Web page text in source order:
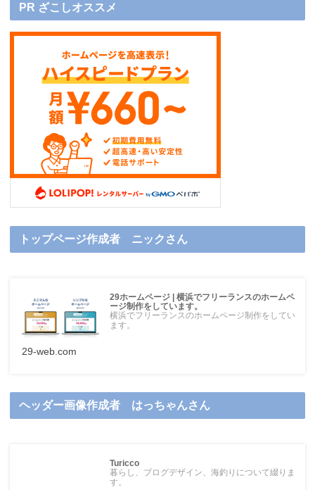
PR ざこしオススメ
トップページ作成者 ニックさん
29ホームページ | 横浜でフリーランスのホームペ
ージ制作をしています。
横浜でフリーランスのホームページ制作をしてい
ます。
29-web.com
ヘッダー画像作成者 はっちゃんさん
Turicco
暮らし、ブログデザイン、海釣りについて綴りま
す。